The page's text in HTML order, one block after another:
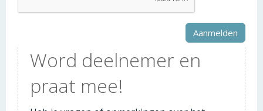
Word deelnemer en
praat mee!